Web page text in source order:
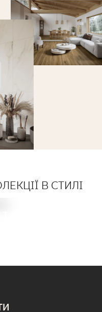
В СТИЛІ